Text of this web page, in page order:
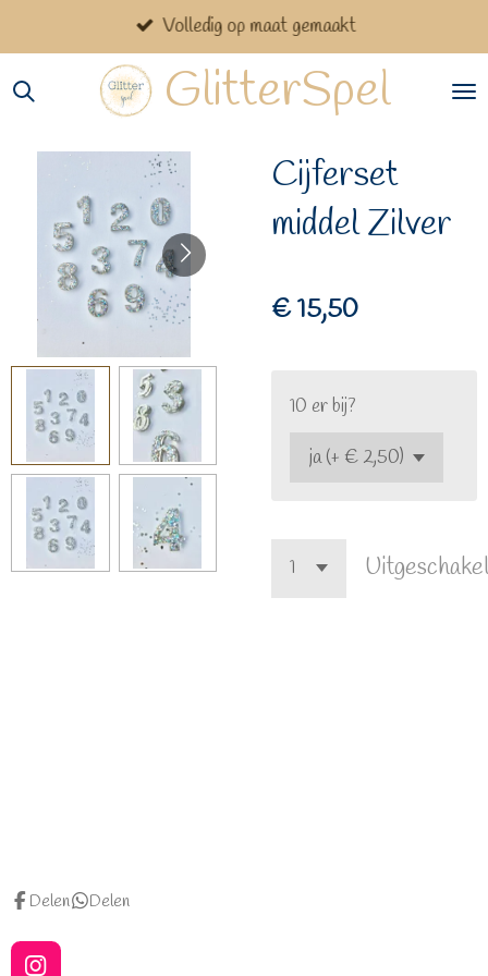
direct
naar
hoofdinhoud
GlitterSpel
Volledig op maat gemaakt
Cijferset
middel Zilver
€ 15,50
10 er bij?
Delen Delen